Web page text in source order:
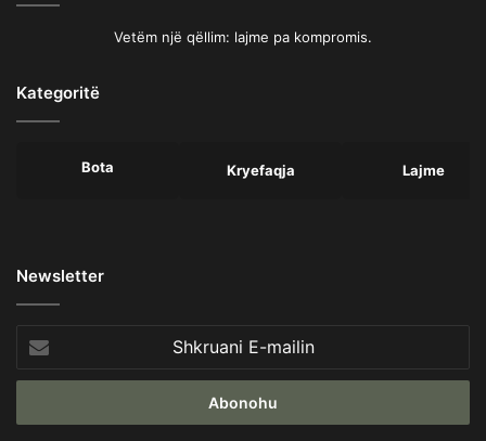
Vetëm një qëllim: lajme pa kompromis.
Kategoritë
Bota Kryefaqja Lajme
Newsletter
E-
mailin